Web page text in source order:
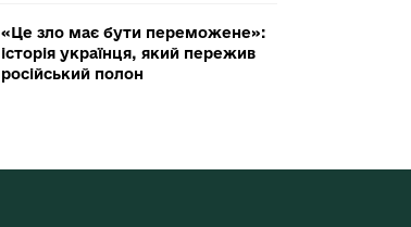
«Це зло має бути переможене»:
історія українця, який пережив
російський полон